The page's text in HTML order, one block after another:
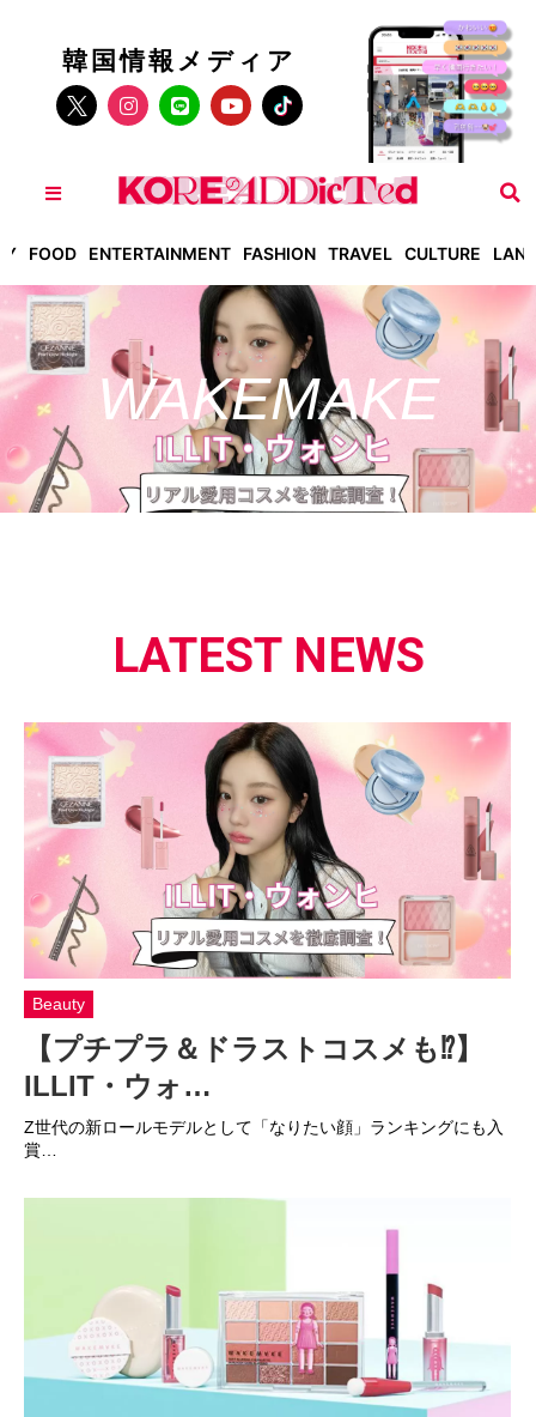
韓国情報メディア
FOOD ENTERTAINMENT FASHION TRAVEL CULTURE
WAKEMAKE
LATEST NEWS
Beauty
【プチプラ＆ドラストコスメも⁉】
ILLIT・ウォ…
Z世代の新ロールモデルとして「なりたい顔」ランキングにも入
賞…